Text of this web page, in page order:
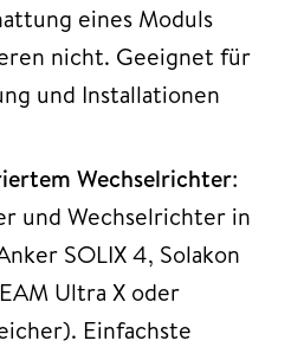
eines Moduls
nicht. Geeignet für
und Installationen
Wechselrichter:
und Wechselrichter in
SOLIX 4, Solakon
Ultra X oder
Einfachste